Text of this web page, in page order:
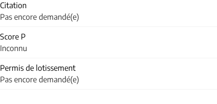
Citation
Pas encore demandé(e)
Score P
Inconnu
Permis de lotissement
Pas encore demandé(e)